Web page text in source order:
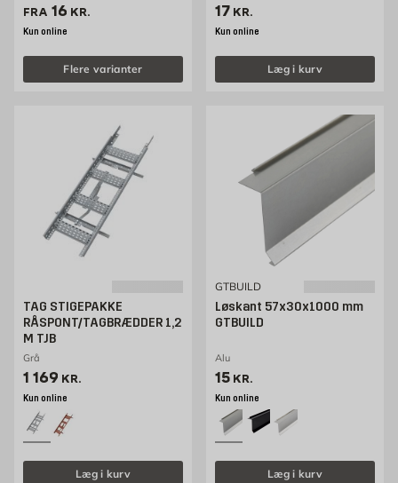
FRA Pris 16 kr. /stk
16 KR.
Kun online
Flere varianter
Pris 17 kr. /stk
17 KR.
Kun online
Læg i kurv
TAG STIGEPAKKE
RÅSPONT/TAGBRÆDDER 1,2
M TJB
Grå
Pris 1169 kr. /stk
1 169 KR.
Kun online
Læg i kurv
GTBUILD
Løskant 57x30x1000 mm
GTBUILD
Alu
Pris 15 kr. /stk
15 KR.
Kun online
Læg i kurv